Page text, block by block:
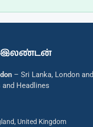
இலண்டன்
– Sri Lanka, London
and Headlines
United Kingdom